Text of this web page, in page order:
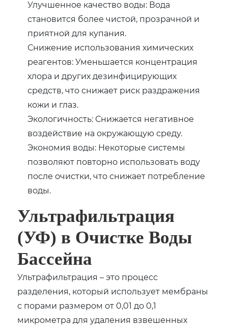
Улучшенное качество воды: Вода
становится более чистой, прозрачной и
приятной для купания.
Снижение использования химических
реагентов: Уменьшается концентрация
хлора и других дезинфицирующих
средств, что снижает риск раздражения
кожи и глаз.
Экологичность: Снижается негативное
воздействие на окружающую среду.
Экономия воды: Некоторые системы
позволяют повторно использовать воду
после очистки, что снижает потребление
воды.
Ультрафильтрация
(УФ) в Очистке Воды
Бассейна
Ультрафильтрация – это процесс
разделения, который использует мембраны
с порами размером от 0,01 до 0,1
микрометра для удаления взвешенных